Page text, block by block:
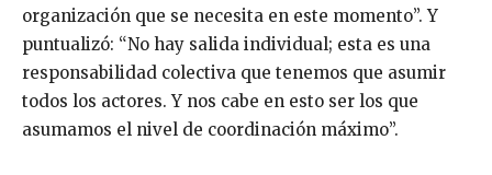
organización que se necesita en este momento”. Y
puntualizó: “No hay salida individual; esta es una
responsabilidad colectiva que tenemos que asumir
todos los actores. Y nos cabe en esto ser los que
asumamos el nivel de coordinación máximo”.